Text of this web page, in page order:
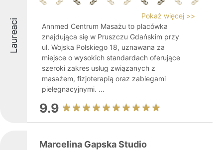
Laureaci
Pokaż więcej >>
Annmed Centrum Masażu to placówka
znajdująca się w Pruszczu Gdańskim przy
ul. Wojska Polskiego 18, uznawana za
miejsce o wysokich standardach oferujące
szeroki zakres usług związanych z
masażem, fizjoterapią oraz zabiegami
pielęgnacyjnymi. ...
9.9
Marcelina Gapska Studio